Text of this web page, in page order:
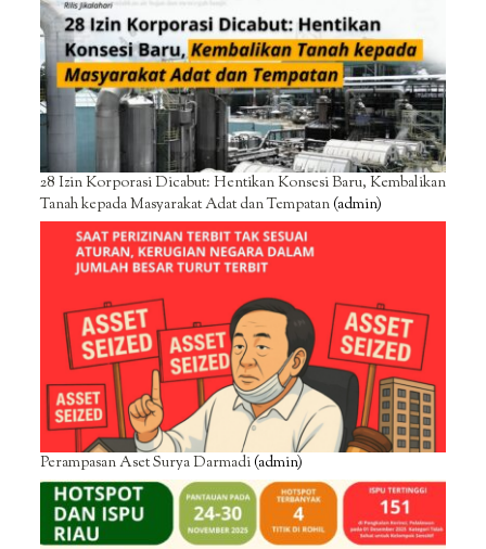
28 Izin Korporasi Dicabut: Hentikan Konsesi Baru, Kembalikan
Tanah kepada Masyarakat Adat dan Tempatan(admin)
Perampasan Aset Surya Darmadi(admin)